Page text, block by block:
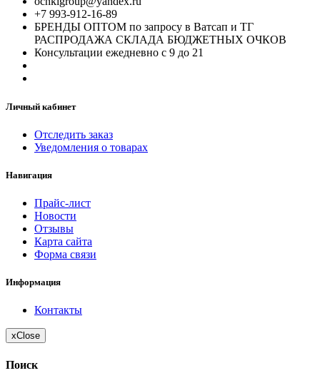
+7 993-912-16-89
БРЕНДЫ ОПТОМ по запросу в Ватсап и ТГ
РАСПРОДАЖА СКЛАДА БЮДЖЕТНЫХ ОЧКОВ
Консультации ежедневно с 9 до 21
Личный кабинет
Отследить заказ
Уведомления о товарах
Навигация
Прайс-лист
Новости
Отзывы
Карта сайта
Форма связи
Информация
Контакты
xClose
Поиск